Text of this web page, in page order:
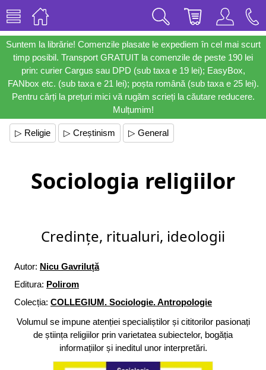
Suntem la librărie! Comenzile plasate le expediem în cel mai scurt
timp posibil. Transport GRATUIT la comenzile de peste 190 lei
prin: curier Cargus sau DPD (sub taxa e 19 lei); EasyBox,
FANbox etc. (sub taxa e 21 lei); poșta română (sub taxa e 25 lei).
Pentru cărți la prețuri mici vă rugăm scrieți la căutare reducere.
Mulțumim!
▷ Religie ▷ Creștinism ▷ General
Sociologia religiilor
Credințe, ritualuri, ideologii
Autor: Nicu Gavriluță
Editura: Polirom
Colecția: COLLEGIUM. Sociologie. Antropologie
Volumul se impune atenției specialiștilor și cititorilor pasionați
de știința religiilor prin varietatea subiectelor, bogăția
informațiilor și ineditul unor interpretări.